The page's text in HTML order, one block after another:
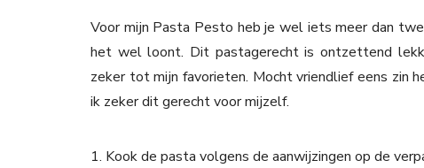
Voor mijn Pasta Pesto heb je wel iets meer dan
het wel loont. Dit pastagerecht is ontzettend
zeker tot mijn favorieten. Mocht vriendlief eens zin
ik zeker dit gerecht voor mijzelf.
1. Kook de pasta volgens de aanwijzingen op de